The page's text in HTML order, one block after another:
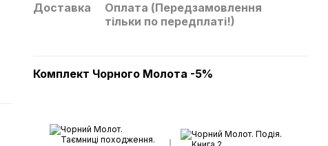
Доставка
Оплата (Передзамовлення
тільки по передплаті!)
Комплект Чорного Молота -5%